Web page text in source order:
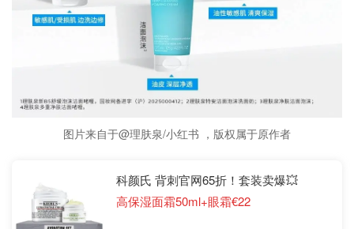
图片来自于@理肤泉/小红书 ，版权属于原作者
科颜氏 背刺官网65折！套装卖爆💥
高保湿面霜50ml+眼霜€22